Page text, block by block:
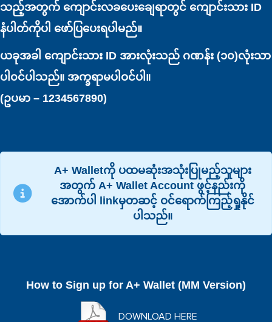
သည့်အတွက် ကျောင်းလခပေးချေရာတွင် ကျောင်းသား ID
နံပါတ်ကိုပါ ဖော်ပြပေးရပါမည်။
ယခုအခါ ကျောင်းသား ID အားလုံးသည် ဂဏန်း (၁၀)လုံးသာ
ပါ၀င်ပါသည်။ အက္ခရာမပါဝင်ပါ။
(ဥပမာ – 1234567890)
A+ Walletကို ပထမဆုံးအသုံးပြုမည့်သူများ
အတွက် A+ Wallet Account ဖွင့်နည်းကို
အောက်ပါ linkမှတဆင့် ဝင်ရောက်ကြည့်ရှုနိုင်
ပါသည်။
How to Sign up for A+ Wallet (MM Version)
DOWNLOAD HERE